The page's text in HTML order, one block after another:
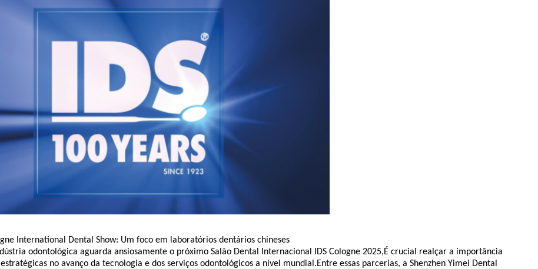
International Dental Show: Um foco em laboratórios dentários chineses
odontológica aguarda ansiosamente o próximo Salão Dental Internacional IDS Cologne 2025,É crucial realçar a importância
no avanço da tecnologia e dos serviços odontológicos a nível mundial.Entre essas parcerias, a Shenzhen Yimei Dental